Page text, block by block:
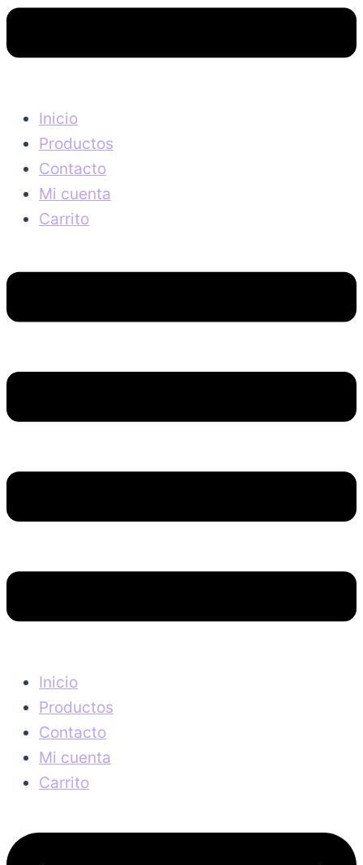
Inicio
Productos
Contacto
Mi cuenta
Carrito
Inicio
Productos
Contacto
Mi cuenta
Carrito